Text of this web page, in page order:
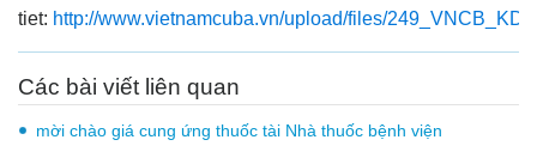
tiet: http://www.vietnamcuba.vn/upload/files/
Các bài viết liên quan
mời chào giá cung ứng thuốc tài Nhà thuốc bệnh viện